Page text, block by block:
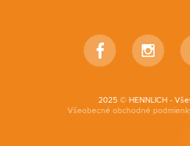
2025 © HENNLICH -
Všeobecné obchodné
Facebook